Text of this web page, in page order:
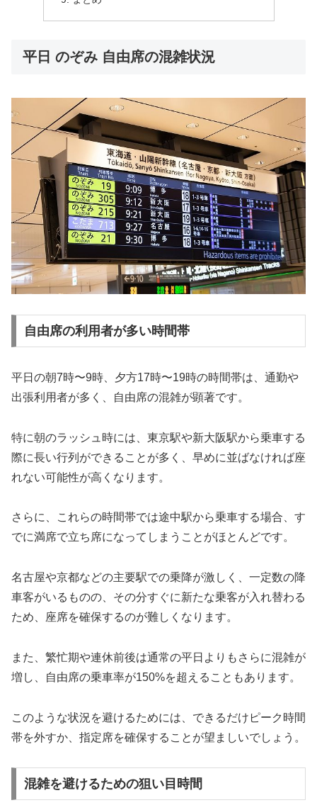
平日 のぞみ 自由席の混雑状況
自由席の利用者が多い時間帯
平日の朝7時〜9時、夕方17時〜19時の時間帯は、通勤や
出張利用者が多く、自由席の混雑が顕著です。
特に朝のラッシュ時には、東京駅や新大阪駅から乗車する
際に長い行列ができることが多く、早めに並ばなければ座
れない可能性が高くなります。
さらに、これらの時間帯では途中駅から乗車する場合、す
でに満席で立ち席になってしまうことがほとんどです。
名古屋や京都などの主要駅での乗降が激しく、一定数の降
車客がいるものの、その分すぐに新たな乗客が入れ替わる
ため、座席を確保するのが難しくなります。
また、繁忙期や連休前後は通常の平日よりもさらに混雑が
増し、自由席の乗車率が150%を超えることもあります。
このような状況を避けるためには、できるだけピーク時間
帯を外すか、指定席を確保することが望ましいでしょう。
混雑を避けるための狙い目時間